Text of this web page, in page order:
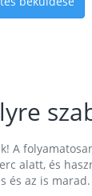
A
alatt, és
és az is marad.